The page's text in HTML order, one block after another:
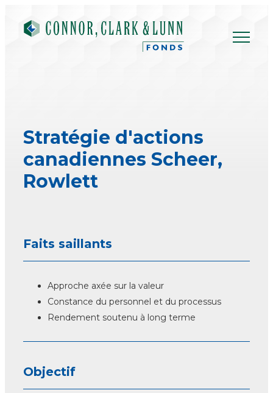
content
Stratégie d'actions
canadiennes Scheer,
Rowlett
Faits saillants
Approche axée sur la valeur
Constance du personnel et du processus
Rendement soutenu à long terme
Objectif